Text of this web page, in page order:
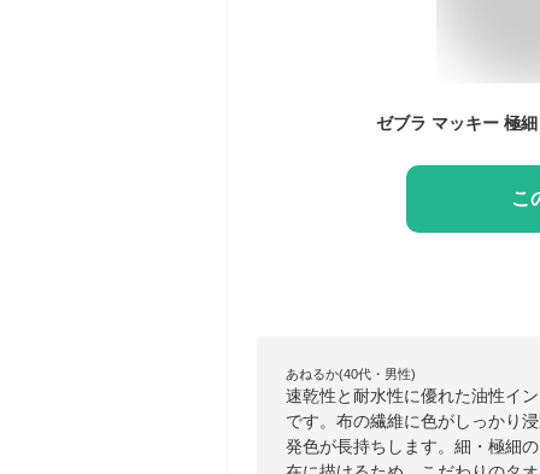
ゼブラ マッキー 極
こ
あねるか(40代・男性)
速乾性と耐水性に優れた油性イ
です。布の繊維に色がしっかり
発色が長持ちします。細・極細